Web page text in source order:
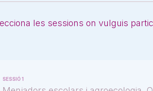
les sessions on vulguis
SESSIÓ 1